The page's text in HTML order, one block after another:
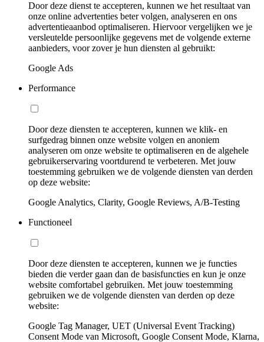
Door deze dienst te accepteren, kunnen we het resultaat van
onze online advertenties beter volgen, analyseren en ons
advertentieaanbod optimaliseren. Hiervoor vergelijken we je
versleutelde persoonlijke gegevens met de volgende externe
aanbieders, voor zover je hun diensten al gebruikt:
Google Ads
Performance
Door deze diensten te accepteren, kunnen we klik- en
surfgedrag binnen onze website volgen en anoniem
analyseren om onze website te optimaliseren en de algehele
gebruikerservaring voortdurend te verbeteren. Met jouw
toestemming gebruiken we de volgende diensten van derden
op deze website:
Google Analytics, Clarity, Google Reviews, A/B-Testing
Functioneel
Door deze diensten te accepteren, kunnen we je functies
bieden die verder gaan dan de basisfuncties en kun je onze
website comfortabel gebruiken. Met jouw toestemming
gebruiken we de volgende diensten van derden op deze
website:
Google Tag Manager, UET (Universal Event Tracking)
Consent Mode van Microsoft, Google Consent Mode, Klarna,